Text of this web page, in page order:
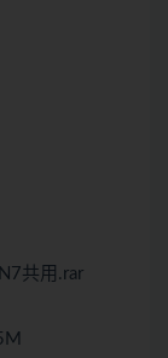
共用.rar